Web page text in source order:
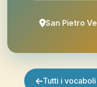
San Pietro
Tutti i